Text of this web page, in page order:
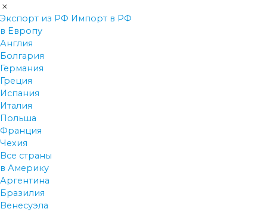
Экспорт из РФ Импорт в РФ
в Европу
Англия
Болгария
Германия
Греция
Испания
Италия
Польша
Франция
Чехия
Все страны
в Америку
Аргентина
Бразилия
Венесуэла